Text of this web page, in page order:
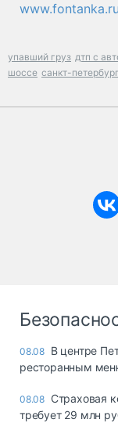
www.fontanka.ru
упавший груз дтп с
шоссе санкт-петербург
08.08 В центре
ресторанным
08.08 Страховая
требует 29 млн